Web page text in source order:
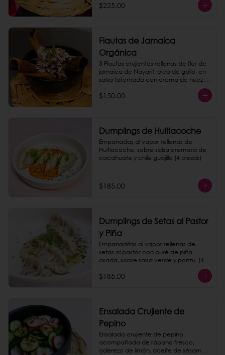
$225.00
Flautas de Jamaica
Orgánica
3 Flautas crujientes rellenas de flor de
jamaica de Nayarit, pico de gallo, en
salsa tatemada con crema de nuez
$150.00
Dumplings de Huitlacoche
Empanadas al vapor rellenas de
Huitlacoche, sobre salsa cremosa de
cacahuate y chile guajillo (4 piezas)
$185.00
Dumplings de Setas al Pastor
y Piña
Empanaditas al vapor rellenas de
setas al pastor con puré de piña
asada, sobre salsa verde y ponzu. (4
$185.00
Ensalada Crujiente de
Pepino
Ensalada crujiente de pepino,
acompañada de rábano fresco,
aderezo de limón, aceite de sésamo y